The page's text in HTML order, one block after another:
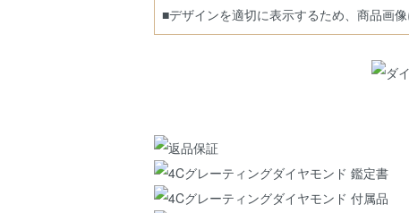
■デザインを適切に表示するため、商品画